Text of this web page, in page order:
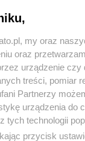
budowę
Team
etapu
znajdzie się
my oraz
oraz
urządzenie
treści, pomiar
Partnerzy
urządzenia do
tych technologii
przycisk